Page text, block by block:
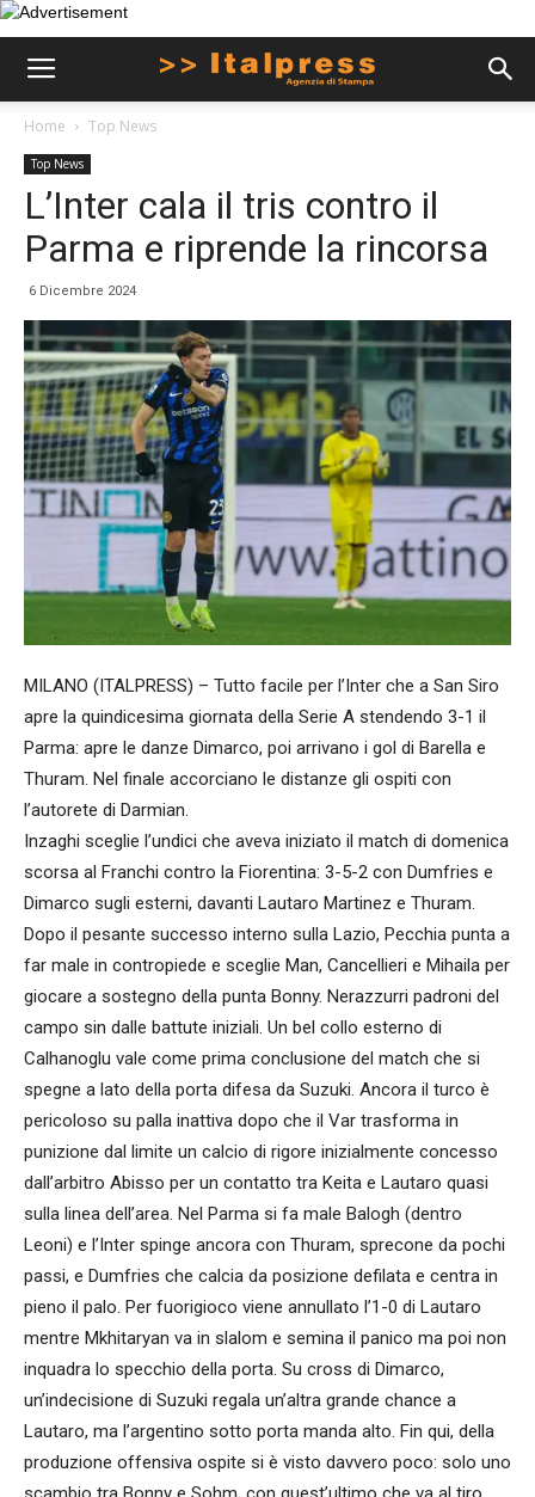
Home Top News
Top News
L’Inter cala il tris contro il
Parma e riprende la rincorsa
6 Dicembre 2024
MILANO (ITALPRESS) – Tutto facile per l’Inter che a San Siro
apre la quindicesima giornata della Serie A stendendo 3-1 il
Parma: apre le danze Dimarco, poi arrivano i gol di Barella e
Thuram. Nel finale accorciano le distanze gli ospiti con
l’autorete di Darmian.
Inzaghi sceglie l’undici che aveva iniziato il match di domenica
scorsa al Franchi contro la Fiorentina: 3-5-2 con Dumfries e
Dimarco sugli esterni, davanti Lautaro Martinez e Thuram.
Dopo il pesante successo interno sulla Lazio, Pecchia punta a
far male in contropiede e sceglie Man, Cancellieri e Mihaila per
giocare a sostegno della punta Bonny. Nerazzurri padroni del
campo sin dalle battute iniziali. Un bel collo esterno di
Calhanoglu vale come prima conclusione del match che si
spegne a lato della porta difesa da Suzuki. Ancora il turco è
pericoloso su palla inattiva dopo che il Var trasforma in
punizione dal limite un calcio di rigore inizialmente concesso
dall’arbitro Abisso per un contatto tra Keita e Lautaro quasi
sulla linea dell’area. Nel Parma si fa male Balogh (dentro
Leoni) e l’Inter spinge ancora con Thuram, sprecone da pochi
passi, e Dumfries che calcia da posizione defilata e centra in
pieno il palo. Per fuorigioco viene annullato l’1-0 di Lautaro
mentre Mkhitaryan va in slalom e semina il panico ma poi non
inquadra lo specchio della porta. Su cross di Dimarco,
un’indecisione di Suzuki regala un’altra grande chance a
Lautaro, ma l’argentino sotto porta manda alto. Fin qui, della
produzione offensiva ospite si è visto davvero poco: solo uno